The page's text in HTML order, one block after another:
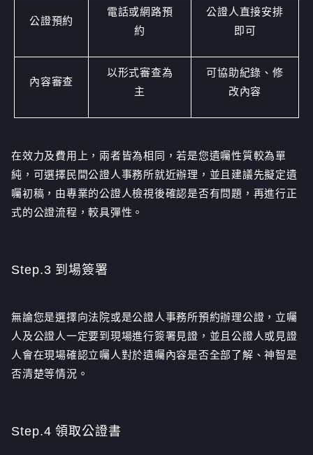
公證預約
電話或網路預
約
公證人直接安排
即可
內容審查
以形式審查為
主
可協助紀錄、修
改內容
在效力及費用上，兩者皆為相同，若是您遺囑性質較為單
純，可選擇民間公證人事務所就近辦理，並且建議先擬定遺
囑初稿，由專業的公證人檢視後確認是否有問題，再進行正
式的公證流程，較具彈性。
Step.3 到場簽署
無論您是選擇向法院或是公證人事務所預約辦理公證，立囑
人及公證人一定要到現場進行簽署見證，並且公證人或見證
人會在現場確認立囑人對於遺囑內容是否全部了解、神智是
否清楚等情況。
Step.4 領取公證書